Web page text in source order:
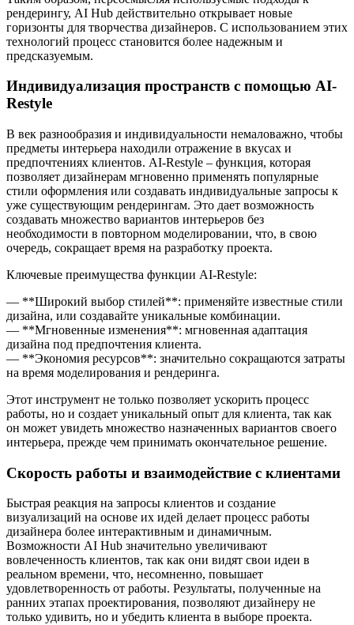
рендерингу, AI Hub действительно открывает новые
горизонты для творчества дизайнеров. С использованием этих
технологий процесс становится более надежным и
предсказуемым.
Индивидуализация пространств с помощью AI-
Restyle
В век разнообразия и индивидуальности немаловажно, чтобы
предметы интерьера находили отражение в вкусах и
предпочтениях клиентов. AI-Restyle – функция, которая
позволяет дизайнерам мгновенно применять популярные
стили оформления или создавать индивидуальные запросы к
уже существующим рендерингам. Это дает возможность
создавать множество вариантов интерьеров без
необходимости в повторном моделировании, что, в свою
очередь, сокращает время на разработку проекта.
Ключевые преимущества функции AI-Restyle:
— **Широкий выбор стилей**: применяйте известные стили
дизайна, или создавайте уникальные комбинации.
— **Мгновенные изменения**: мгновенная адаптация
дизайна под предпочтения клиента.
— **Экономия ресурсов**: значительно сокращаются затраты
на время моделирования и рендеринга.
Этот инструмент не только позволяет ускорить процесс
работы, но и создает уникальный опыт для клиента, так как
он может увидеть множество назначенных вариантов своего
интерьера, прежде чем принимать окончательное решение.
Скорость работы и взаимодействие с клиентами
Быстрая реакция на запросы клиентов и создание
визуализаций на основе их идей делает процесс работы
дизайнера более интерактивным и динамичным.
Возможности AI Hub значительно увеличивают
вовлеченность клиентов, так как они видят свои идеи в
реальном времени, что, несомненно, повышает
удовлетворенность от работы. Результаты, полученные на
ранних этапах проектирования, позволяют дизайнеру не
только удивить, но и убедить клиента в выборе проекта.